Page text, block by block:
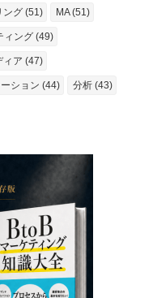
ング (51) MA (51)
ィング (49)
ィア (47)
ション (44) 分析 (43)